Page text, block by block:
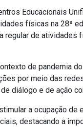
Educacionais
físicas na 28ª
regular de
de pandemia
por meio das
diálogo e de ação
a ocupação
destacando a